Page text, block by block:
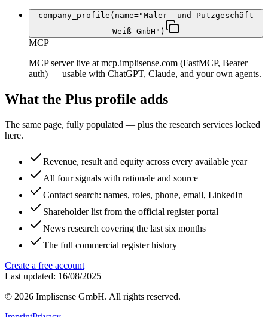
company_profile(name="Maler- und Putzgeschäft
Weiß GmbH")
MCP
MCP server live at mcp.implisense.com (FastMCP, Bearer
auth) — usable with ChatGPT, Claude, and your own agents.
What the Plus profile adds
The same page, fully populated — plus the research services locked
here.
Revenue, result and equity across every available year
All four signals with rationale and source
Contact search: names, roles, phone, email, LinkedIn
Shareholder list from the official register portal
News research covering the last six months
The full commercial register history
Create a free account
Last updated: 16/08/2025
© 2026 Implisense GmbH. All rights reserved.